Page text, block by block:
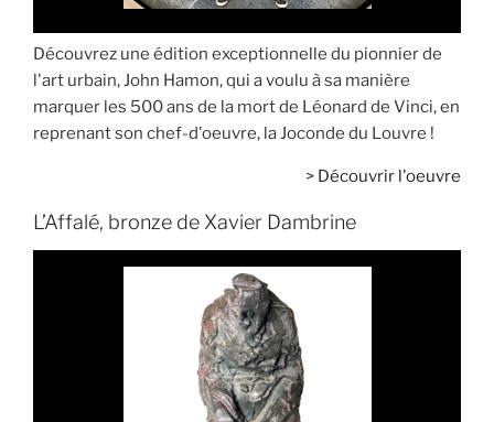
Découvrez une édition exceptionnelle du pionnier de
l'art urbain, John Hamon, qui a voulu à sa manière
marquer les 500 ans de la mort de Léonard de Vinci, en
reprenant son chef-d'oeuvre, la Joconde du Louvre !
> Découvrir l'oeuvre
L’Affalé, bronze de Xavier Dambrine